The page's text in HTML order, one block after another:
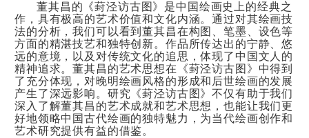
董其昌的《葑泾访古图》是中国绘画史上的经典之
作，具有极高的艺术价值和文化内涵。通过对其绘画技
法的分析，我们可以看到董其昌在构图、笔墨、设色等
方面的精湛技艺和独特创新。作品所传达出的宁静、悠
远的意境，以及对传统文化的追思，体现了中国文人的
精神追求。董其昌的艺术思想在《葑泾访古图》中得到
了充分体现，对晚明绘画风格的形成和后世绘画的发展
产生了深远影响。研究《葑泾访古图》不仅有助于我们
深入了解董其昌的艺术成就和艺术思想，也能让我们更
好地领略中国古代绘画的独特魅力，为当代绘画创作和
艺术研究提供有益的借鉴。